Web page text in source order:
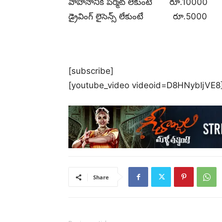
వాహనానికి పర్మిట్ లేకుంటే రూ.10000
డ్రైవింగ్ లైసెన్స్ లేకుంటే రూ.5000
[subscribe]
[youtube_video
Share